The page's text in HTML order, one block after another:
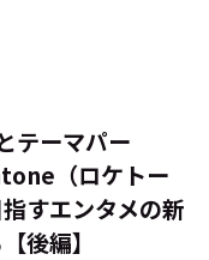
テーマパー
（ロケトー
すエンタメの新
後編】